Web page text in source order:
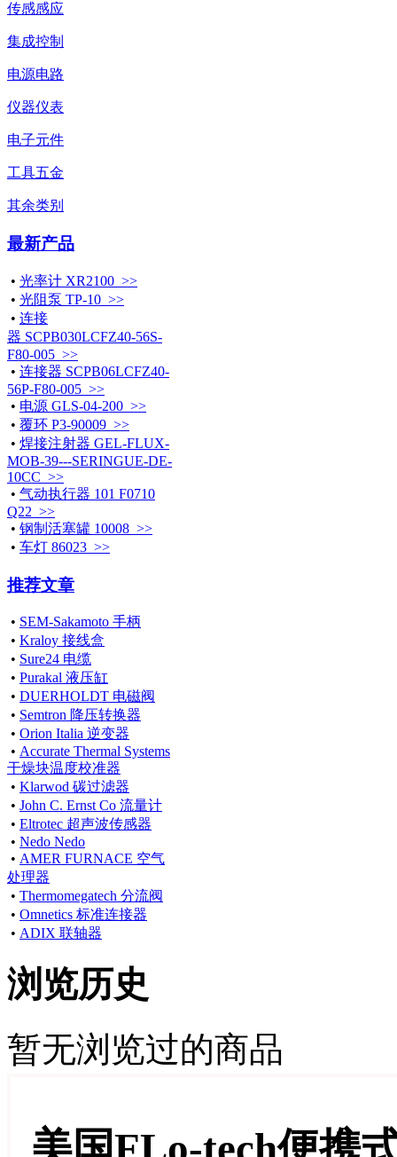
传感感应
集成控制
电源电路
仪器仪表
电子元件
工具五金
其余类别
最新产品
• 光率计 XR2100 >>
• 光阻泵 TP-10 >>
• 连接
器 SCPB030LCFZ40-56S-
F80-005 >>
• 连接器 SCPB06LCFZ40-
56P-F80-005 >>
• 电源 GLS-04-200 >>
• 覆环 P3-90009 >>
• 焊接注射器 GEL-FLUX-
MOB-39---SERINGUE-DE-
10CC >>
• 气动执行器 101 F0710
Q22 >>
• 钢制活塞罐 10008 >>
• 车灯 86023 >>
推荐文章
• SEM-Sakamoto 手柄
• Kraloy 接线盒
• Sure24 电缆
• Purakal 液压缸
• DUERHOLDT 电磁阀
• Semtron 降压转换器
• Orion Italia 逆变器
• Accurate Thermal Systems
干燥块温度校准器
• Klarwod 碳过滤器
• John C. Ernst Co 流量计
• Eltrotec 超声波传感器
• Nedo Nedo
• AMER FURNACE 空气
处理器
• Thermomegatech 分流阀
• Omnetics 标准连接器
• ADIX 联轴器
浏览历史
暂无浏览过的商品